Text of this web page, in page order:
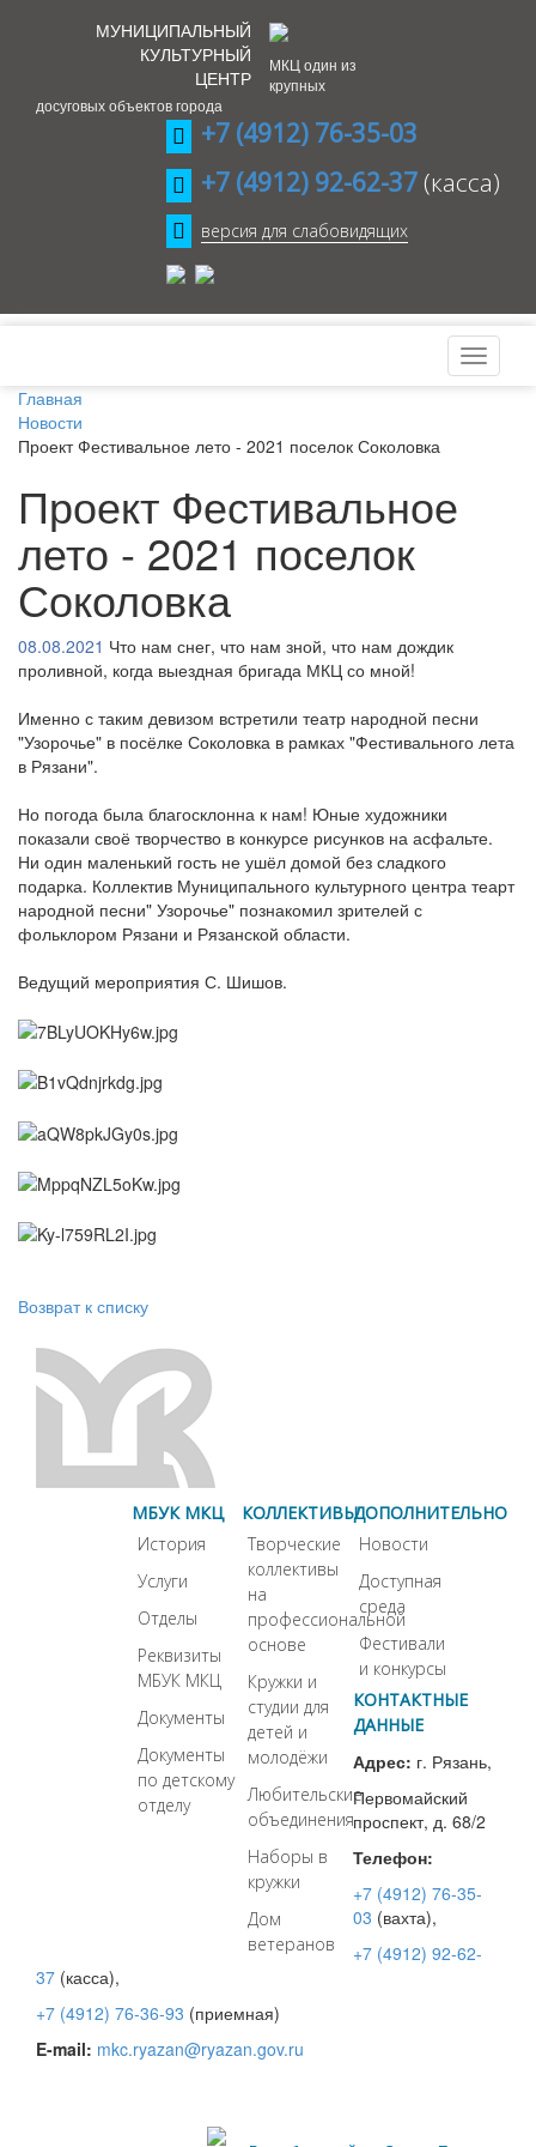
МУНИЦИПАЛЬНЫЙ
КУЛЬТУРНЫЙ
ЦЕНТР
МКЦ один из
крупных
досуговых объектов города
+7 (4912) 76-35-03
+7 (4912) 92-62-37 (касса)
версия для слабовидящих
Главная
Новости
Проект Фестивальное лето - 2021 поселок Соколовка
Проект Фестивальное
лето - 2021 поселок
Соколовка
08.08.2021 Что нам снег, что нам зной, что нам дождик
проливной, когда выездная бригада МКЦ со мной!
Именно с таким девизом встретили театр народной песни
"Узорочье" в посёлке Соколовка в рамках "Фестивального лета
в Рязани".
Но погода была благосклонна к нам! Юные художники
показали своё творчество в конкурсе рисунков на асфальте.
Ни один маленький гость не ушёл домой без сладкого
подарка. Коллектив Муниципального культурного центра теарт
народной песни" Узорочье" познакомил зрителей с
фольклором Рязани и Рязанской области.
Ведущий мероприятия С. Шишов.
Возврат к списку
МБУК МКЦ
История
Услуги
Отделы
Реквизиты
МБУК МКЦ
Документы
Документы
по детскому
отделу
КОЛЛЕКТИВЫ
Творческие
коллективы
на
профессиональной
основе
Кружки и
студии для
детей и
молодёжи
Любительские
объединения
Наборы в
кружки
Дом
ветеранов
ДОПОЛНИТЕЛЬНО
Новости
Доступная
среда
Фестивали
и конкурсы
КОНТАКТНЫЕ
ДАННЫЕ
Адрес: г. Рязань,
Первомайский
проспект, д. 68/2
Телефон:
+7 (4912) 76-35-
03 (вахта),
+7 (4912) 92-62-
37 (касса),
+7 (4912) 76-36-93 (приемная)
E-mail: mkc.ryazan@ryazan.gov.ru